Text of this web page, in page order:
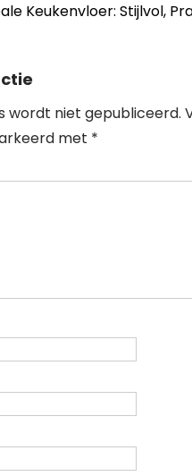
Keukenvloer: Stijlvol,
wordt niet gepubliceerd.
met *